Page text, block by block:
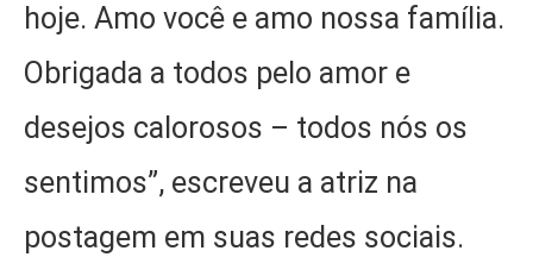
hoje. Amo você e amo nossa família.
Obrigada a todos pelo amor e
desejos calorosos – todos nós os
sentimos”, escreveu a atriz na
postagem em suas redes sociais.